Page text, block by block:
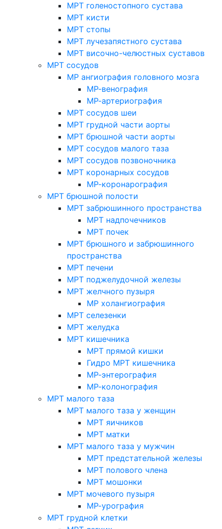
МРТ голеностопного сустава
МРТ кисти
МРТ стопы
МРТ лучезапястного сустава
МРТ височно-челюстных суставов
МРТ сосудов
МР ангиография головного мозга
МР-венография
МР-артериография
МРТ сосудов шеи
МРТ грудной части аорты
МРТ брюшной части аорты
МРТ сосудов малого таза
МРТ сосудов позвоночника
МРТ коронарных сосудов
МР-коронарография
МРТ брюшной полости
МРТ забрюшинного пространства
МРТ надпочечников
МРТ почек
МРТ брюшного и забрюшинного
пространства
МРТ печени
МРТ поджелудочной железы
МРТ желчного пузыря
МР холангиография
МРТ селезенки
МРТ желудка
МРТ кишечника
МРТ прямой кишки
Гидро МРТ кишечника
МР-энтерография
МР-колонография
МРТ малого таза
МРТ малого таза у женщин
МРТ яичников
МРТ матки
МРТ малого таза у мужчин
МРТ предстательной железы
МРТ полового члена
МРТ мошонки
МРТ мочевого пузыря
МР-урография
МРТ грудной клетки